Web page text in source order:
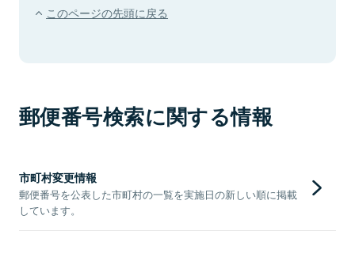
このページの先頭に戻る
郵便番号検索に関する情報
市町村変更情報
郵便番号を公表した市町村の一覧を実施日の新しい順に掲載
しています。